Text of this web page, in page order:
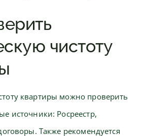
чистоту
квартиры можно проверить
источники: Росреестр,
Также рекомендуется